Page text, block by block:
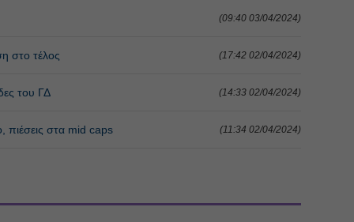
(09:40 03/04/2024)
στο τέλος (17:42 02/04/2024)
του ΓΔ (14:33 02/04/2024)
πιέσεις στα mid caps (11:34 02/04/2024)